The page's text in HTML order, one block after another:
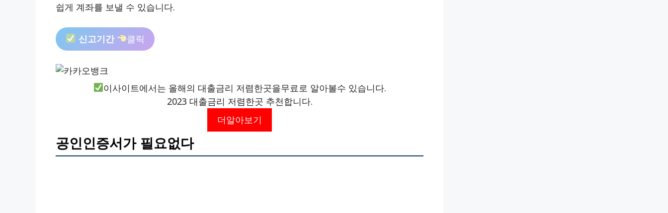
쉽게 계좌를 보낼 수 있습니다.
신고기간 클릭
이사이트에서는 올해의 대출금리 저렴한곳을무료로 알아볼수 있습니다.
2023 대출금리 저렴한곳 추천합니다.
더알아보기
공인인증서가 필요없다